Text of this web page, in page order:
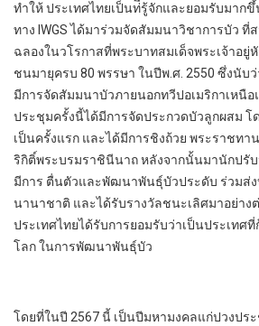
ทำให้ ประเทศไทยเป็นท่ีรู้จักและยอมรับมาก
ทาง IWGS ได้มาร่วมจัดสัมมนาวิชาการบัว ที่
ฉลองในวโรกาสที่พระบาทสมเด็จพระเจ้าอยู่
ชนมายุครบ 80 พรรษา ในปีพ.ศ. 2550 ซึ่งนับว่
มีการจัดสัมมนาบัวภายนอกทวีปอเมริกาเหนื
ประชุมครั้งนี้ได้มีการจัดประกวดบัวลูกผสม โ
เป็นครั้งแรก และได้มีการชิงถ้วย พระราชทา
ริกิติ์พระบรมราชินีนาถ หลังจากนั้นมานักปรั
มีการ ตื่นตัวและพัฒนาพันธุ์บัวประดับ ร่วมส่ง
นานาชาติ และได้รับรางวัลชนะเลิศมาอย่าง
ประเทศไทยได้รับการยอมรับว่าเป็นประเทศ
โลก ในการพัฒนาพันธุ์บัว
โดยที่ในปี 2567 นี้ เป็นปีมหามงคลแก่ปวงปร